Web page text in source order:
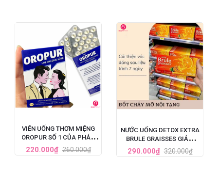
VIÊN UỐNG THƠM MIỆNG
OROPUR SỐ 1 CỦA PHÁP,
ĐẶC TRỊ HÔI MIỆNG
220.000₫ 260.000₫
NƯỚC UỐNG DETOX EXTRA
BRULE GRAISSES GIẢM
CÂN VÀ GIẢM MỠ NỘI
TẠNG CỦA PHÁP - 7 ỐNG X
290.000₫ 320.000₫